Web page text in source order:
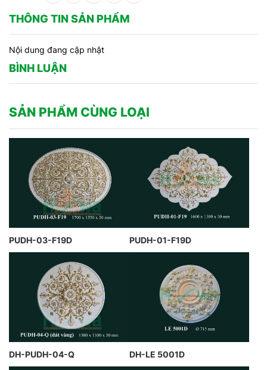
THÔNG TIN SẢN PHẨM
Nội dung đang cập nhật
BÌNH LUẬN
SẢN PHẨM CÙNG LOẠI
PUDH-03-F19D PUDH-01-F19D
DH-PUDH-04-Q DH-LE 5001D